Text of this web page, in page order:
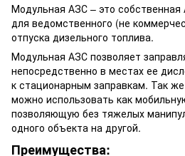
Модульная АЗС – это собственная
для ведомственного (не
отпуска дизельного топлива.
Модульная АЗС позволяет
непосредственно в местах ее
к стационарным заправкам. Так
можно использовать как
позволяющую без тяжелых
одного объекта на другой.
Преимущества: